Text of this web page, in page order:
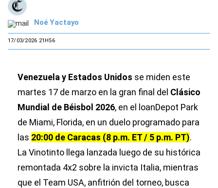
Noé Yactayo
17/03/2026 21H56
Venezuela y Estados Unidos se miden este
martes 17 de marzo en la gran final del Clásico
Mundial de Béisbol 2026, en el loanDepot Park
de Miami, Florida, en un duelo programado para
las 20:00 de Caracas (8 p.m. ET / 5 p.m. PT).
La Vinotinto llega lanzada luego de su histórica
remontada 4x2 sobre la invicta Italia, mientras
que el Team USA, anfitrión del torneo, busca